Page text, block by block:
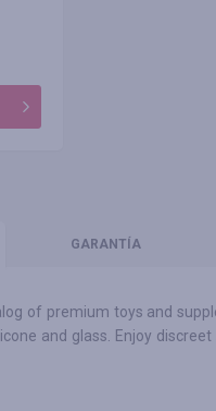
GARANTÍA
of premium toys and
and glass. Enjoy